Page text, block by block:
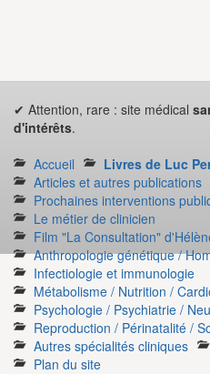
✔ Attention, rare : site médical
d'intérêts.
Accueil
Livres de Luc
Articles et autres publications
Prochaines interventions
Le métier de clinicien
Film "La Consultation"
Anthropologie génétique /
Infectiologie et immunologie
Métabolisme / Nutrition /
Psychologie / Psychiatrie /
Reproduction / Périnatalité /
Autres spécialités cliniques
Plan du site